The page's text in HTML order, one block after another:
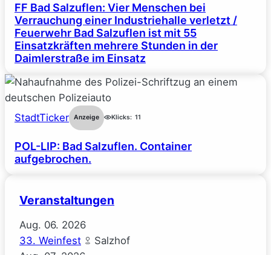
FF Bad Salzuflen: Vier Menschen bei
Verrauchung einer Industriehalle verletzt /
Feuerwehr Bad Salzuflen ist mit 55
Einsatzkräften mehrere Stunden in der
Daimlerstraße im Einsatz
StadtTicker Anzeige Klicks: 11
POL-LIP: Bad Salzuflen. Container
aufgebrochen.
Veranstaltungen
Aug. 06. 2026
33. Weinfest
Salzhof